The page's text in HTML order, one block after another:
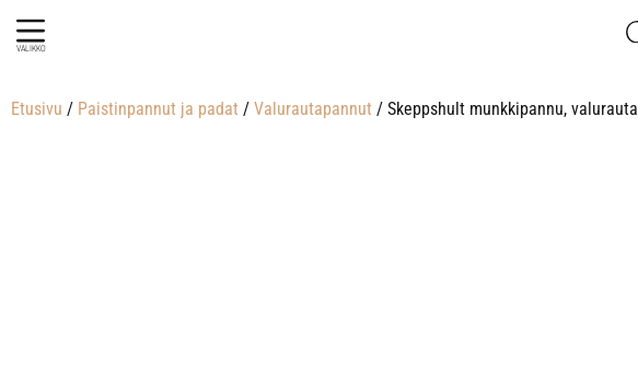
VALIKKO
Etusivu / Paistinpannut ja padat / Valurautapannut / Skeppshult munkkipannu, valurauta